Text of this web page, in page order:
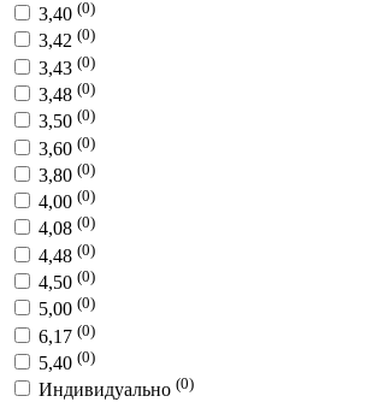
3,40 (0)
3,42 (0)
3,43 (0)
3,48 (0)
3,50 (0)
3,60 (0)
3,80 (0)
4,00 (0)
4,08 (0)
4,48 (0)
4,50 (0)
5,00 (0)
6,17 (0)
5,40 (0)
Индивидуально (0)